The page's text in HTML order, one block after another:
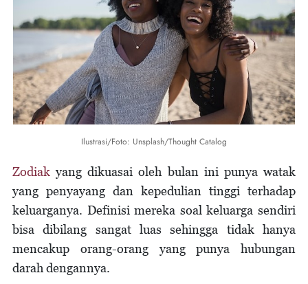
Ilustrasi/Foto: Unsplash/Thought Catalog
Zodiak yang dikuasai oleh bulan ini punya watak
yang penyayang dan kepedulian tinggi terhadap
keluarganya. Definisi mereka soal keluarga sendiri
bisa dibilang sangat luas sehingga tidak hanya
mencakup orang-orang yang punya hubungan
darah dengannya.